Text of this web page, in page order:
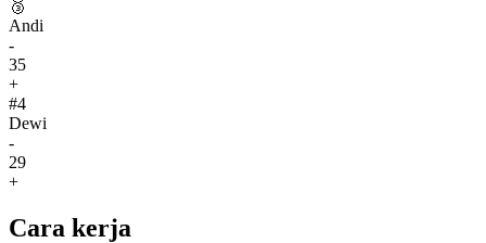
🥉
Andi
-
35
+
#4
Dewi
-
29
+
Cara kerja